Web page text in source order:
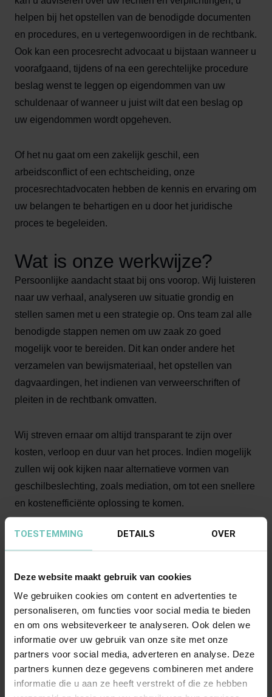
TOESTEMMING DETAILS OVER
Deze website maakt gebruik van cookies
We gebruiken cookies om content en advertenties te
personaliseren, om functies voor social media te bieden
en om ons websiteverkeer te analyseren. Ook delen we
informatie over uw gebruik van onze site met onze
partners voor social media, adverteren en analyse. Deze
partners kunnen deze gegevens combineren met andere
informatie die u aan ze heeft verstrekt of die ze hebben
helpen bij het opstellen van de benodigde documenten
en procedures, en u vertegenwoordigen in de rechtbank.
Ook kan een procesrecht advocaat u bijstaan wanneer u
voorafgaand, tijdens of na een gerechtelijke procedure
beslag wenst te leggen op eigendommen van uw
schuldenaar of wanneer u juist wilt dat een beslag op
uw eigendommen wordt opgeheven.
Of het nu gaat om een zakelijk geschil, een
arbeidsconflict of een echtscheiding, onze
procesrechtadvocaten hebben de kennis en ervaring om
uw belangen te behartigen en u door het juridische
proces te begeleiden.
Wat is onze werkwijze?
Persoonlijke aandacht staat bij ons voorop. Wij luisteren
naar uw verhaal, analyseren uw situatie grondig en
stellen samen met u een strategie op. Ons team zal alle
benodigde stappen nemen om uw zaak zo goed
mogelijk voor te bereiden. Dit kan onder andere het
verzamelen van bewijsmateriaal, het opstellen van
dagvaardingen, het indienen van verweerschriften of
pleiten in de rechtbank omvatten.
Wij streven ernaar om altijd transparant te zijn over
kosten, verloop en duur van het proces. Indien mogelijk
zullen wij ook kijken naar alternatieve vormen van
geschilbeslechting, zoals mediation, om tot een snellere
en kostenefficiënte oplossing te komen.
Waarom kiezen voor onze
Expertise: onze ervaren procesrecht advocaten
hebben uitgebreide kennis en expertise op het
gebied van procederen in diverse rechtsgebieden;
Resultaatgericht: wij streven altijd naar het behalen
van optimale resultaten voor onze cliënten;
Persoonlijke benadering: persoonlijke aandacht staat
bij ons centraal. Wij luisteren naar uw wensen en